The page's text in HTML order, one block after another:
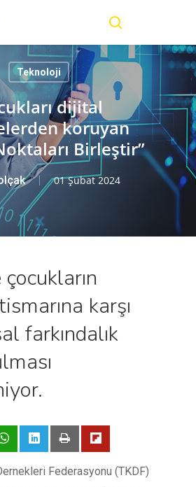
Teknoloji
dijital
koruyan
Birleştir”
01 Şubat 2024
karşı
farkındalık
Federasyonu (TKDF)